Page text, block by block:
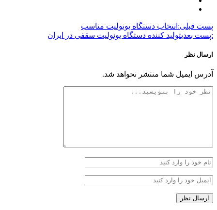
پست قبلی: انتخاب دستگاه یونولیت مناسب
:پست بعدیتولید کننده دستگاه یونولیت سقفی در ایران
ارسال نظر
آدرس ایمیل شما منتشر نخواهد شد.